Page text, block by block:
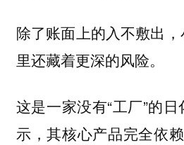
除了账面上的入不敷出
里还藏着更深的风险。
这是一家没有“工厂”的
示，其核心产品完全依